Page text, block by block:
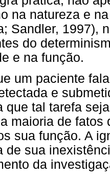
na natureza e
Sandler, 1997),
do
e na função.
um paciente
e
que tal tarefa
maioria de
sua função. A
de sua
da